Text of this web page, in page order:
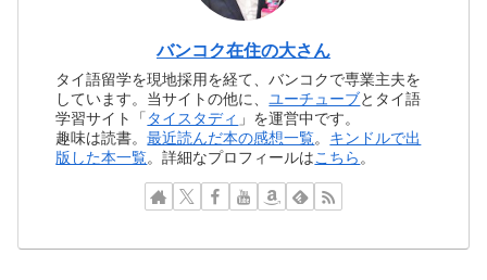
バンコク在住の大さん
タイ語留学を現地採用を経て、バンコクで専業主夫を
しています。当サイトの他に、 ユーチューブとタイ語
学習サイト「 タイスタディ 」を運営中です。
趣味は読書。最近読んだ本の感想一覧。 キンドルで出
版した本一覧。詳細なプロフィールはこちら 。